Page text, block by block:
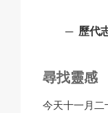
─ 歷代
尋找靈感
今天十一月二